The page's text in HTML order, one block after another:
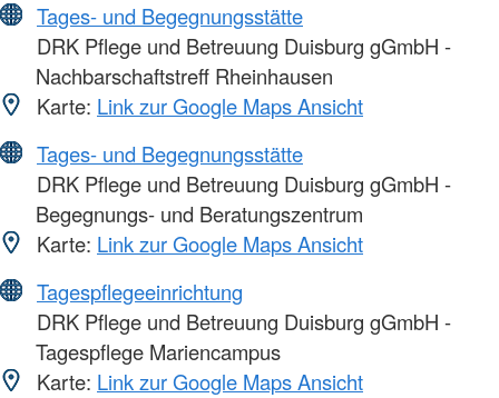
Tages- und Begegnungsstätte
DRK Pflege und Betreuung Duisburg gGmbH -
Nachbarschaftstreff Rheinhausen
Karte: Link zur Google Maps Ansicht
Tages- und Begegnungsstätte
DRK Pflege und Betreuung Duisburg gGmbH -
Begegnungs- und Beratungszentrum
Karte: Link zur Google Maps Ansicht
Tagespflegeeinrichtung
DRK Pflege und Betreuung Duisburg gGmbH -
Tagespflege Mariencampus
Karte: Link zur Google Maps Ansicht